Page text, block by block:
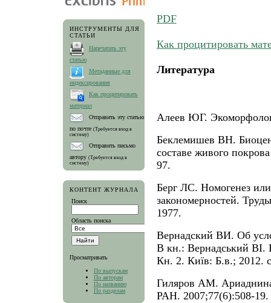
ИНСТРУМЕНТЫ ДЛЯ
СТАТЬИ
Напечатать эту
статью
Метаданные для
индексирования
Как процитировать
материал
Отправить эту статью
по почте (Требуется вход в
систему)
Отправить письмо
автору (Требуется вход в
систему)
КОНТЕНТ ЖУРНАЛА
Поиск
Область поиска
Просматривать
По выпускам
По авторам
По названию
По разделам
PDF
Как процитировать
Литература
Алеев ЮГ.
Беклемишев ВН.
составе живого
97.
Берг ЛС. Номогенез
закономерностей.
1977.
Вернадский ВИ. Об
В кн.: Вернадський ВІ.
Кн. 2. Київ: Б.в.; 2012.
Гиляров АМ.
РАН. 2007;77(6):508-19.